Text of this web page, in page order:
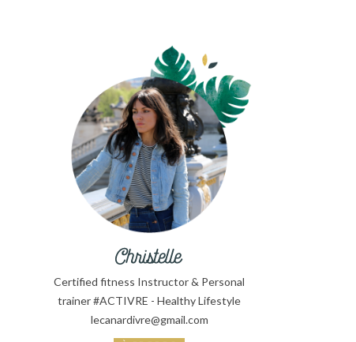
Certified fitness Instructor & Personal
trainer #ACTIVRE - Healthy Lifestyle
lecanardivre@gmail.com